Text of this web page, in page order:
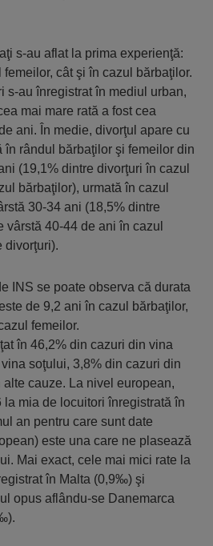
s-au aflat la prima experienţă:
cât şi în cazul bărbaţilor.
s-au înregistrat în mediul urban,
mai mare rată a fost cea
ani. În medie, divorţul apare cu
în rândul bărbaţilor şi femeilor din
(19,1% dintre divorţuri în cazul
bărbaţilor), urmată în cazul
30-34 ani (18,5% dintre
vârstă 40-44 de ani în cazul
divorţuri).
INS se poate observa că durata
de 9,2 ani în cazul bărbaţilor,
femeilor.
în 46,2% din cazuri din vina
soţului, 3,8% din cazuri din
cauze. La nivel european,
la mia de locuitori înregistrată în
an pentru care sunt date
este una care ne plasează
Mai exact, cele mai mici rate la
în Malta (0,9‰) şi
opus aflându-se Danemarca